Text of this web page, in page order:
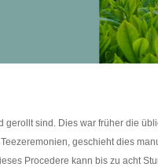
gerollt sind. Dies war früher die
geschieht dies
Procedere kann bis zu acht